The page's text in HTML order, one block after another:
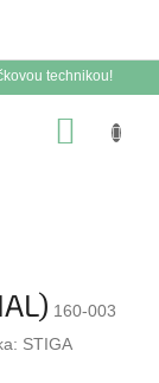
technikou!
160-003
STIGA